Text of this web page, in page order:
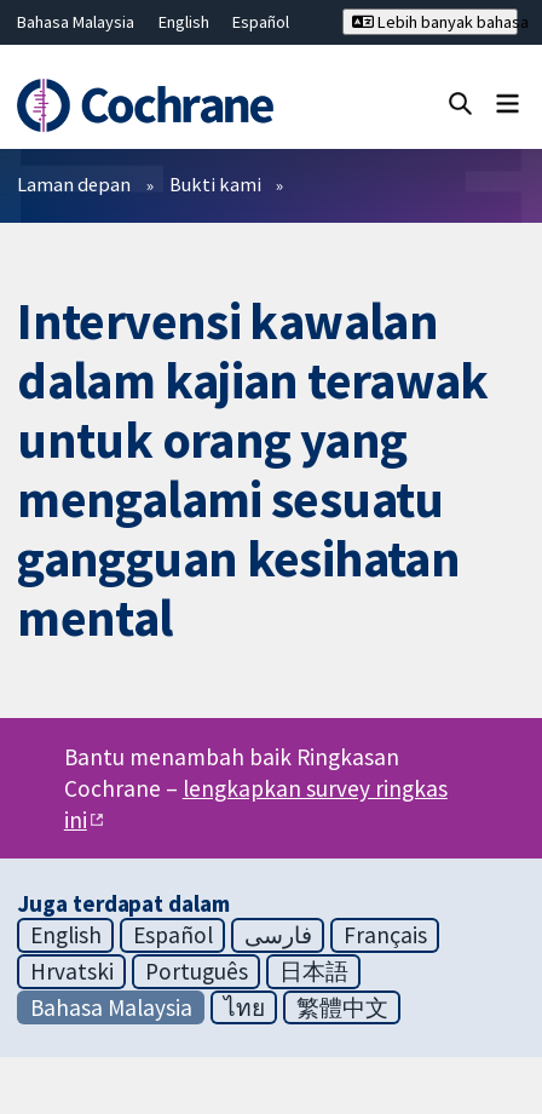
Bahasa Malaysia English
Español
Hrvatski
Deutsch ไทย
繁體中文
简体中文
Lebih banyak bahasa
Penapis
Laman depan Bukti kami
Intervensi kawalan
dalam kajian terawak
untuk orang yang
mengalami sesuatu
gangguan kesihatan
mental
Bantu menambah baik Ringkasan
Cochrane – lengkapkan survey ringkas
ini
Juga terdapat dalam
English
Español فارسی
Français
Hrvatski
Português
日本語
Bahasa Malaysia
ไทย 繁體中文